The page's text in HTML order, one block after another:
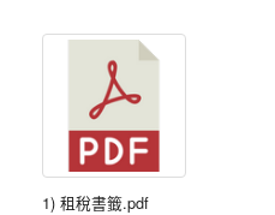
1) 租稅書籤.pdf